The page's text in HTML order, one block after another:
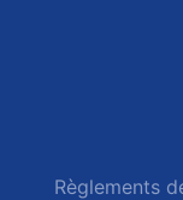
Règlements